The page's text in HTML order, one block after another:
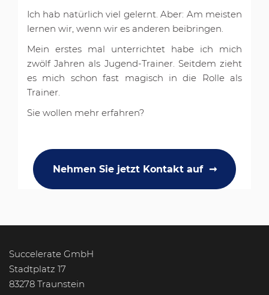
Ich hab natürlich viel gelernt. Aber: Am meisten
lernen wir, wenn wir es anderen beibringen.
Mein erstes mal unterrichtet habe ich mich
zwölf Jahren als Jugend-Trainer. Seitdem zieht
es mich schon fast magisch in die Rolle als
Trainer.
Sie wollen mehr erfahren?
Nehmen Sie jetzt Kontakt auf  ➞
Succelerate GmbH
Stadtplatz 17
83278 Traunstein